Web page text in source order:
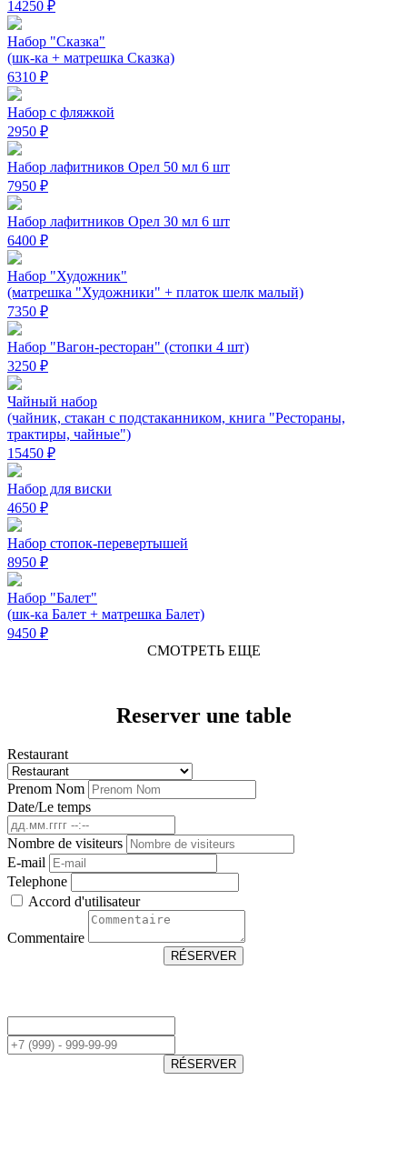
14250 ₽
Набор "Сказка"
(шк-ка + матрешка Сказка)
6310 ₽
Набор с фляжкой
2950 ₽
Набор лафитников Орел 50 мл 6 шт
7950 ₽
Набор лафитников Орел 30 мл 6 шт
6400 ₽
Набор "Художник"
(матрешка "Художники" + платок шелк малый)
7350 ₽
Набор "Вагон-ресторан" (стопки 4 шт)
3250 ₽
Чайный набор
(чайник, стакан с подстаканником, книга "Рестораны,
трактиры, чайные")
15450 ₽
Набор для виски
4650 ₽
Набор стопок-перевертышей
8950 ₽
Набор "Балет"
(шк-ка Балет + матрешка Балет)
9450 ₽
СМОТРЕТЬ ЕЩЕ
Reserver une table
Restaurant
Prenom Nom
Date/Le temps
Nombre de visiteurs
E-mail
Telephone
Accord d'utilisateur
Commentaire
RÉSERVER
RÉSERVER